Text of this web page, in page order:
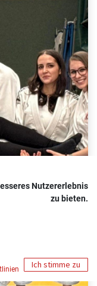
Nutzererlebnis
zu bieten.
Ich stimme zu